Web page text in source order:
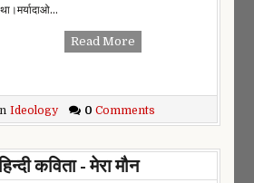
Read More
Ideology 0 Comments
कविता - मेरा मौन